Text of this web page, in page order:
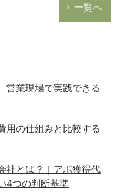
一覧へ
業現場で実践できる
用の仕組みと比較する
社とは？｜アポ獲得代
4つの判断基準